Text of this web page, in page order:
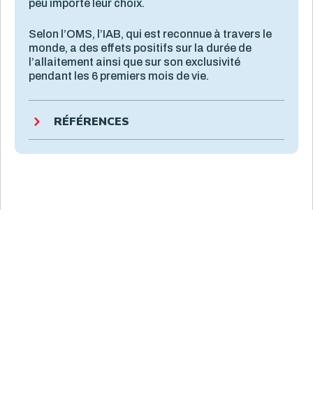
peu importe leur choix.
Selon l’OMS, l’IAB, qui est reconnue à travers le
monde, a des effets positifs sur la durée de
l’allaitement ainsi que sur son exclusivité
pendant les 6 premiers mois de vie.
RÉFÉRENCES